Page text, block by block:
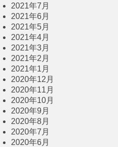
2021年7月
2021年6月
2021年5月
2021年4月
2021年3月
2021年2月
2021年1月
2020年12月
2020年11月
2020年10月
2020年9月
2020年8月
2020年7月
2020年6月